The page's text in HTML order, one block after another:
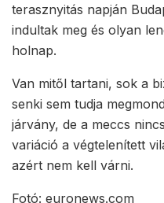
terasznyitás napján
indultak meg és olyan
holnap.
Van mitől tartani, sok a
senki sem tudja
járvány, de a meccs
variáció a végtelenített
azért nem kell várni.
Fotó: euronews.com